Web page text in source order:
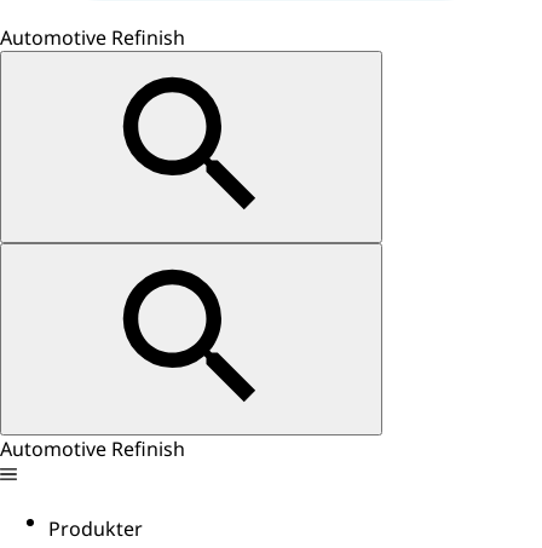
Automotive Refinish
Automotive Refinish
Produkter